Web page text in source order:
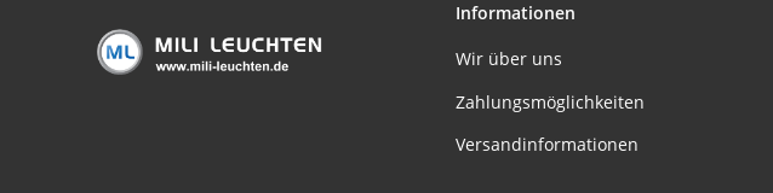
Informationen
Wir über uns
Zahlungsmöglichkeiten
Versandinformationen